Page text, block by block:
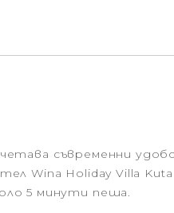
съвременни
Wina Holiday Villa
5 минути пеша.